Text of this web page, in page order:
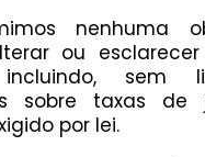
nenhuma
ou
sem
sobre taxas de
por lei.